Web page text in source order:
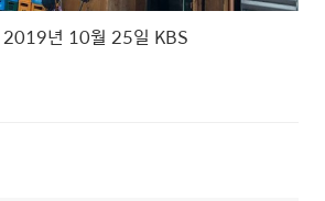
2019년 10월 25일 KBS